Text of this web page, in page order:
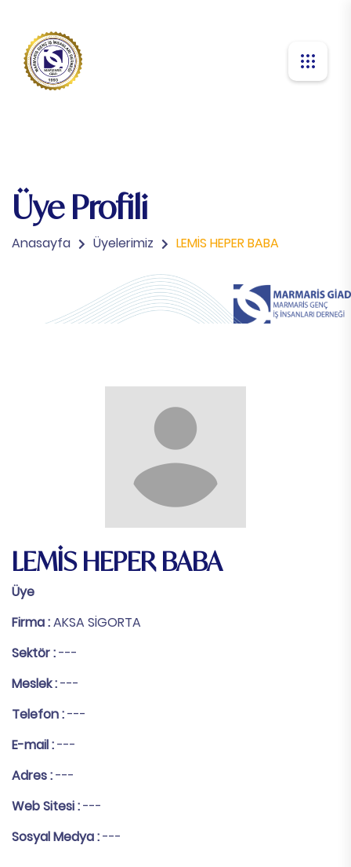
Üye Profili
Anasayfa Üyelerimiz LEMİS HEPER BABA
LEMİS HEPER BABA
Üye
Firma :AKSA SİGORTA
Sektör :---
Meslek :---
Telefon :---
E-mail :---
Adres :---
Web Sitesi :---
Sosyal Medya :---